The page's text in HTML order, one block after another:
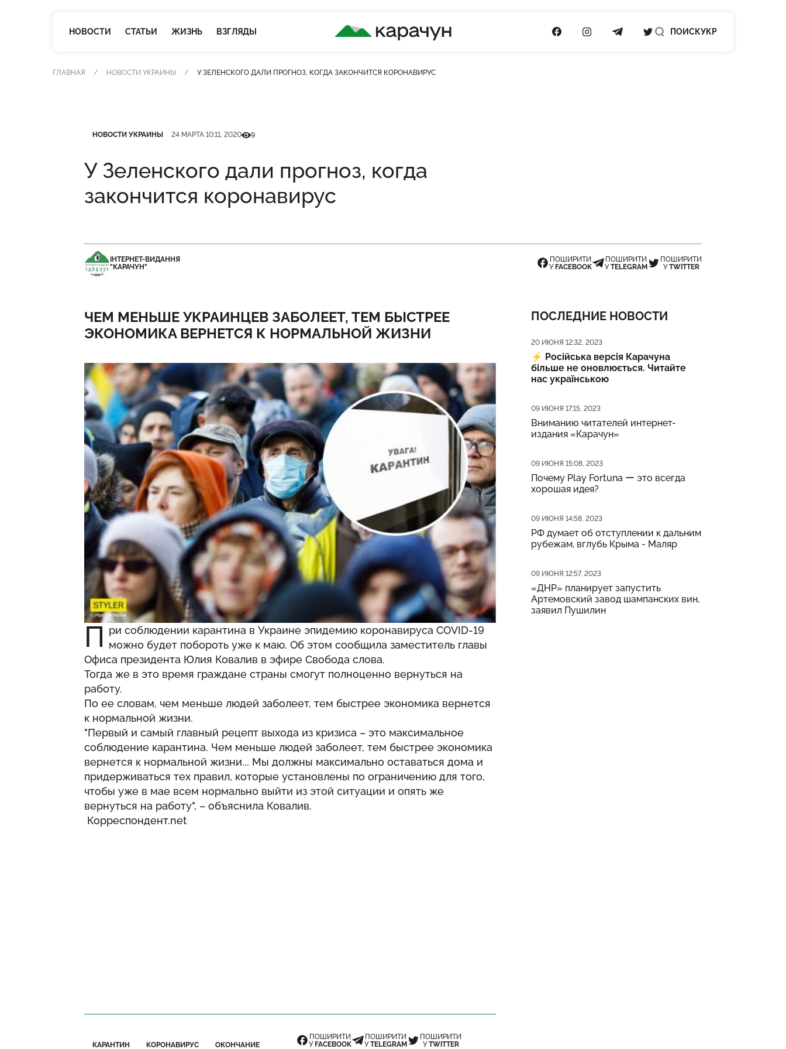
НОВОСТИ СТАТЬИ ЖИЗНЬ ВЗГЛЯДЫ
КАРАЧУН
ПОСИЛАННЯ НА FACEBOOK
ПОСИЛАННЯ НА INSTAGRAM
ПОСИЛАННЯ НА TELEGRAM
ПОСИЛАННЯ НА TWITTER
ПОИСКУКР
ГЛАВНАЯ НОВОСТИ УКРАИНЫ У ЗЕЛЕНСКОГО ДАЛИ ПРОГНОЗ, КОГДА ЗАКОНЧИТСЯ КОРОНАВИРУС
НОВОСТИ УКРАИНЫ 24 МАРТА 10:11, 2020Кількість переглядів
9
У Зеленского дали прогноз, когда
закончится коронавирус
ІНТЕРНЕТ-ВИДАННЯ
"КАРАЧУН"
ПОШИРИТИ
У FACEBOOK
ПОШИРИТИ
УTELEGRAM
ПОШИРИТИ
УTWITTER
ЧЕМ МЕНЬШЕ УКРАИНЦЕВ ЗАБОЛЕЕТ, ТЕМ БЫСТРЕЕ
ЭКОНОМИКА ВЕРНЕТСЯ К НОРМАЛЬНОЙ ЖИЗНИ
П ри соблюдении карантина в Украине эпидемию коронавируса COVID-19
можно будет побороть уже к маю. Об этом сообщила заместитель главы
Офиса президента Юлия Ковалив в эфире Свобода слова.
Тогда же в это время граждане страны смогут полноценно вернуться на
работу.
По ее словам, чем меньше людей заболеет, тем быстрее экономика вернется
к нормальной жизни.
"Первый и самый главный рецепт выхода из кризиса – это максимальное
соблюдение карантина. Чем меньше людей заболеет, тем быстрее экономика
вернется к нормальной жизни... Мы должны максимально оставаться дома и
придерживаться тех правил, которые установлены по ограничению для того,
чтобы уже в мае всем нормально выйти из этой ситуации и опять же
вернуться на работу", – объяснила Ковалив.
Корреспондент.net
КАРАНТИН КОРОНАВИРУС ОКОНЧАНИЕ
ПОШИРИТИ
У FACEBOOK
ПОШИРИТИ
УTELEGRAM
ПОШИРИТИ
УTWITTER
ПОСЛЕДНИЕ НОВОСТИ
Дата публикации
20 ИЮНЯ 12:32, 2023
⚡️ Російська версія Карачуна
більше не оновлюється. Читайте
нас українською
Дата публикации
09 ИЮНЯ 17:15, 2023
Вниманию читателей интернет-
издания «Карачун»
Дата публикации
09 ИЮНЯ 15:08, 2023
Почему Play Fortuna ー это всегда
хорошая идея?
Дата публикации
09 ИЮНЯ 14:58, 2023
РФ думает об отступлении к дальним
рубежам, вглубь Крыма - Маляр
Дата публикации
09 ИЮНЯ 12:57, 2023
«ДНР» планирует запустить
Артемовский завод шампанских вин,
заявил Пушилин